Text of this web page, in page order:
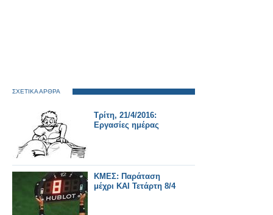
ΣΧΕΤΙΚΑ ΑΡΘΡΑ
Τρίτη, 21/4/2016:
Εργασίες ημέρας
ΚΜΕΣ: Παράταση
μέχρι ΚΑΙ Τετάρτη 8/4